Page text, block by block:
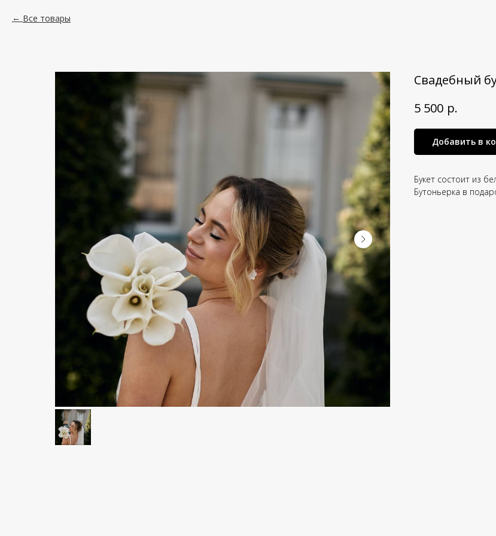
Все товары
Свадебный
5 500 р.
Добавить в
Букет состоит из
Бутоньерка в